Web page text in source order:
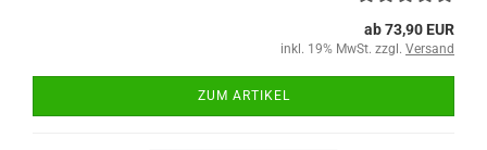
ab 73,90 EUR
inkl. 19% MwSt. zzgl. Versand
ZUM ARTIKEL